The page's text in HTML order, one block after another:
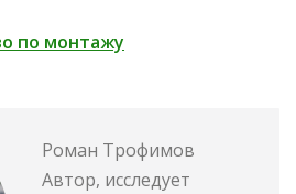
по монтажу
Роман Трофимов
Автор, исследует